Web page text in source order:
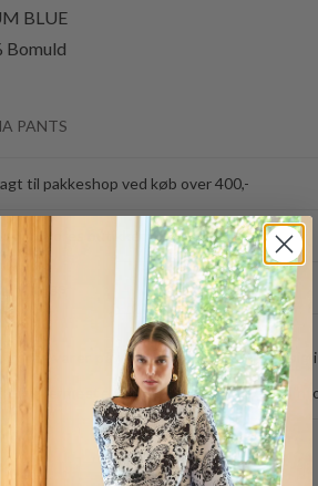
BLUE
Bomuld
PANTS
til pakkeshop ved køb over 400,-
i vores butikker
1-3 dage
vores varer på webshoppen, befinder sig
din nærmeste forretning for ydeligere